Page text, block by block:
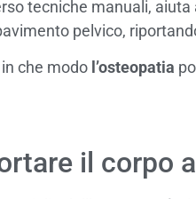
tecniche manuali,
pelvico,
che modo l’osteopatia
il corpo